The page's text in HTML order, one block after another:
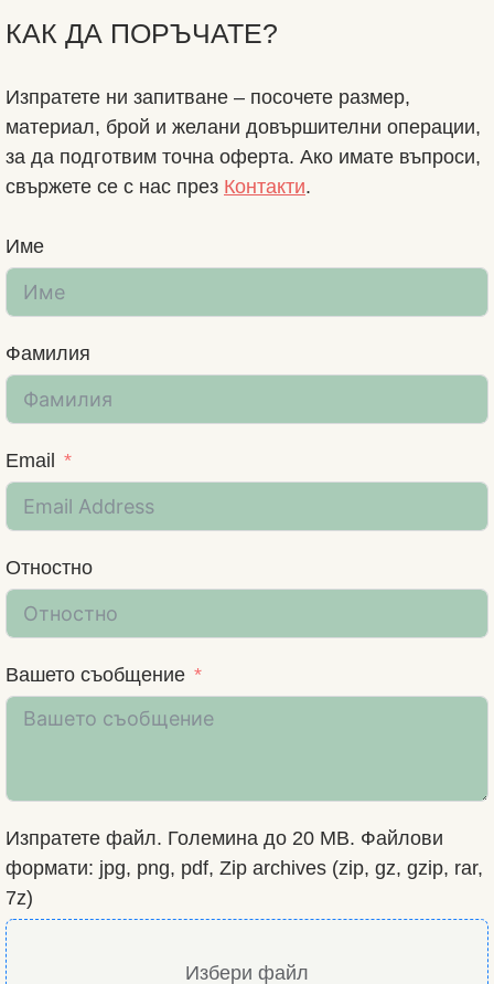
КАК ДА ПОРЪЧАТЕ?
Изпратете ни запитване – посочете размер,
материал, брой и желани довършителни операции,
за да подготвим точна оферта. Ако имате въпроси,
свържете се с нас през Контакти.
Име
Фамилия
Email
Отностно
Вашето съобщение
Изпратете файл. Големина до 20 MB. Файлови
формати: jpg, png, pdf, Zip archives (zip, gz, gzip, rar,
7z)
Избери файл